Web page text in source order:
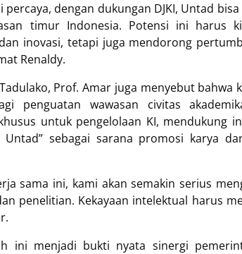
percaya, dengan dukungan DJKI, Untad
timur Indonesia. Potensi ini harus
inovasi, tetapi juga mendorong
Renaldy.
Prof. Amar juga menyebut bahwa
penguatan wawasan civitas
untuk pengelolaan KI, mendukung
Untad” sebagai sarana promosi karya
sama ini, kami akan semakin serius
penelitian. Kekayaan intelektual harus
ini menjadi bukti nyata sinergi